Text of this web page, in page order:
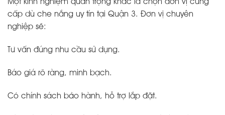
Một kinh nghiệm quan trọng khác là chọn đơn vị cung
cấp dù che nắng uy tín tại Quận 3. Đơn vị chuyên
nghiệp sẽ:
Tư vấn đúng nhu cầu sử dụng.
Báo giá rõ ràng, minh bạch.
Có chính sách bảo hành, hỗ trợ lắp đặt.